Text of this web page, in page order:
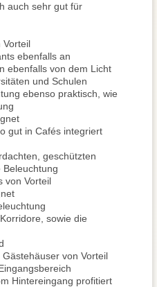
auch sehr gut für
Vorteil
ebenfalls an
ebenfalls von dem Licht
und Schulen
ebenso praktisch, wie
gut in Cafés integriert
geschützten
Beleuchtung
von Vorteil
sowie die
von Vorteil
Hintereingang profitiert